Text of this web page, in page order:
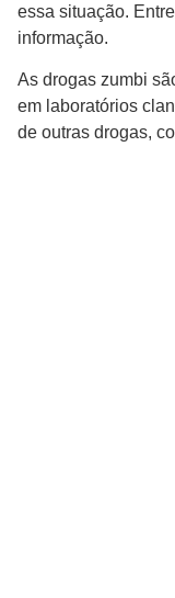
essa situação.
informação.
As drogas zumbi
em laboratórios
de outras drogas,